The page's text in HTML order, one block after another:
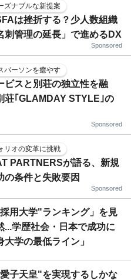
ズナブルな新提案
は挫折する？少人数組織
刺管理の延長」で進めるDX
Sponsored
パーソンを癒やす
ビスと別荘の独立性を融
｢GLAMDAY STYLE｣の
Sponsored
リオの変革に挑戦
PARTNERSが語る、新規
の条件と失敗要因
Sponsored
採用大学"ランキング」を見
...学歴社会・日本で成功に
大学の最低ライン」
愛子天皇"を実現するしかな